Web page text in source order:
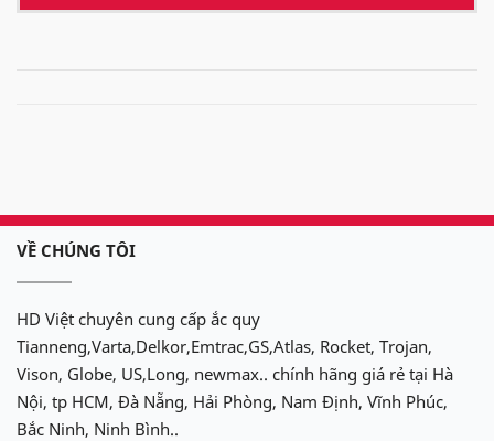
VỀ CHÚNG TÔI
HD Việt chuyên cung cấp ắc quy
Tianneng,Varta,Delkor,Emtrac,GS,Atlas, Rocket, Trojan,
Vison, Globe, US,Long, newmax.. chính hãng giá rẻ tại Hà
Nội, tp HCM, Đà Nẵng, Hải Phòng, Nam Định, Vĩnh Phúc,
Bắc Ninh, Ninh Bình..